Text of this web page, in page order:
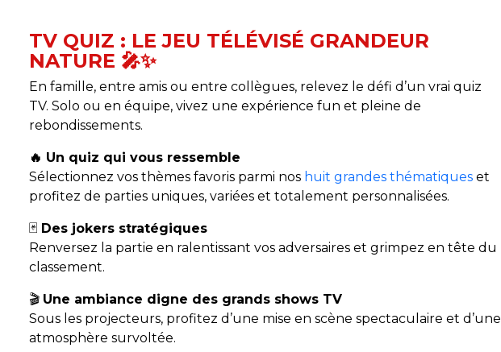
TV QUIZ : LE JEU TÉLÉVISÉ GRANDEUR
NATURE 🎤✨
En famille, entre amis ou entre collègues, relevez le défi d’un vrai quiz
TV. Solo ou en équipe, vivez une expérience fun et pleine de
rebondissements.
🔥 Un quiz qui vous ressemble
Sélectionnez vos thèmes favoris parmi nos huit grandes thématiques et
profitez de parties uniques, variées et totalement personnalisées.
🃏 Des jokers stratégiques
Renversez la partie en ralentissant vos adversaires et grimpez en tête du
classement.
🎬 Une ambiance digne des grands shows TV
Sous les projecteurs, profitez d’une mise en scène spectaculaire et d’une
atmosphère survoltée.